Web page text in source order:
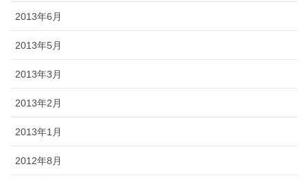
2013年6月
2013年5月
2013年3月
2013年2月
2013年1月
2012年8月